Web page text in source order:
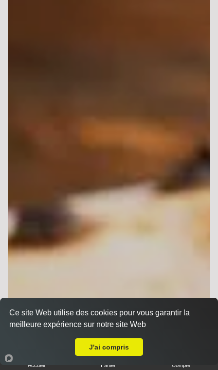
Accueil Panier Compte
Ce site Web utilise des cookies pour vous garantir la
meilleure expérience sur notre site Web
J'ai compris